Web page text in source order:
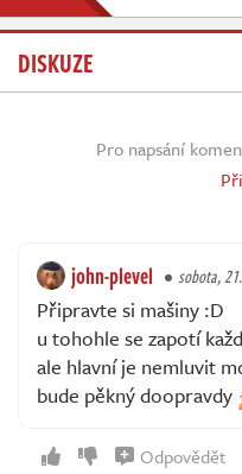
DISKUZE
Pro napsání
john-plevel sobota,
Připravte si mašiny :D
u tohohle se zapotí
ale hlavní je nemluvit
bude pěkný doopravdy
Odpovědět